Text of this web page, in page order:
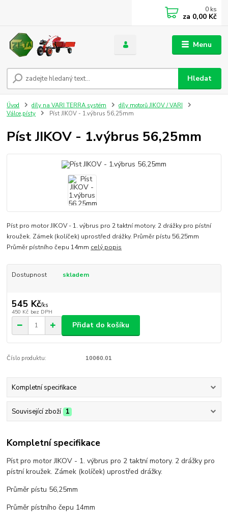
Menu
Hledat
0 ks
za 0,00 Kč
Úvod díly na VARI TERRA systém
díly motorů JIKOV / VARI
Válce,písty
Píst JIKOV - 1.výbrus 56,25mm
Píst JIKOV - 1.výbrus 56,25mm
Píst pro motor JIKOV - 1. výbrus pro 2 taktní motory. 2 drážky pro pístní
kroužek. Zámek (kolíček) uprostřed drážky. Průměr pístu 56,25mm
Průměr pístního čepu 14mm celý popis
Dostupnost skladem
545 Kč/ks
450 Kč bez DPH
Přidat do košíku
Číslo produktu: 10060.01
Kompletní specifikace
Související zboží 1
Kompletní specifikace
Píst pro motor JIKOV - 1. výbrus pro 2 taktní motory. 2 drážky pro
pístní kroužek. Zámek (kolíček) uprostřed drážky.
Průměr pístu 56,25mm
Průměr pístního čepu 14mm